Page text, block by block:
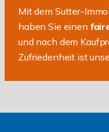
Mit dem Sutter-
haben Sie einen
und nach dem
Zufriedenheit ist